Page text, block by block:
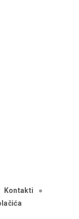
Kontakti